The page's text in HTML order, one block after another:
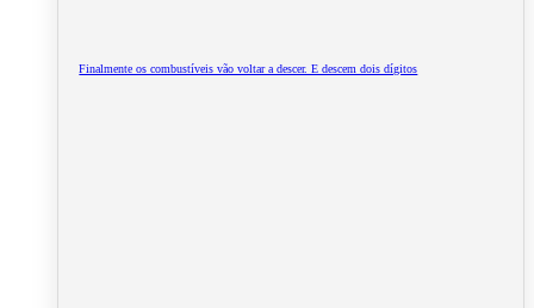
Finalmente os combustíveis vão voltar a descer. E descem dois dígitos